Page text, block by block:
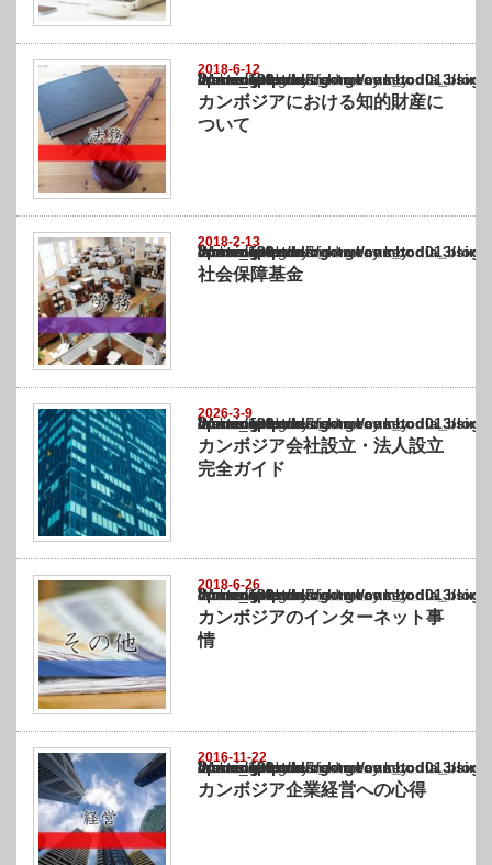
2018-6-12
Warning
: Undefined array key "show_category" in
/home/netst/kuno-cpa.co.jp/public_html/cambodia_blog/wp-content/themes/
on line183
カンボジアにおける知的財産に
ついて
2018-2-13
Warning
: Undefined array key "show_category" in
/home/netst/kuno-cpa.co.jp/public_html/cambodia_blog/wp-content/themes/
on line183
社会保障基金
2026-3-9
Warning
: Undefined array key "show_category" in
/home/netst/kuno-cpa.co.jp/public_html/cambodia_blog/wp-content/themes/
on line183
カンボジア会社設立・法人設立
完全ガイド
2018-6-26
Warning
: Undefined array key "show_category" in
/home/netst/kuno-cpa.co.jp/public_html/cambodia_blog/wp-content/themes/
on line183
カンボジアのインターネット事
情
2016-11-22
Warning
: Undefined array key "show_category" in
/home/netst/kuno-cpa.co.jp/public_html/cambodia_blog/wp-content/themes/
on line183
カンボジア企業経営への心得